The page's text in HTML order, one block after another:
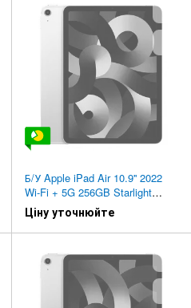
Б/У Apple iPad Air 10.9'' 2022
Wi-Fi + 5G 256GB Starlight
(MM743, MM7H3)
Ціну уточнюйте